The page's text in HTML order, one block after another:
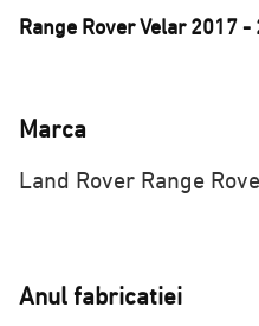
Range Rover Velar 2017 -
Marca
Land Rover Range
Anul fabricatiei